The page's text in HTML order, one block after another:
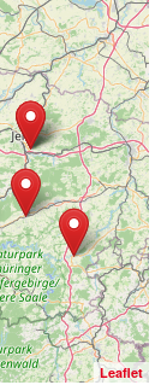
Leaflet